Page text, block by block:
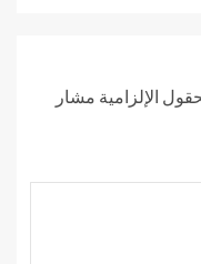
الإلزامية مشار